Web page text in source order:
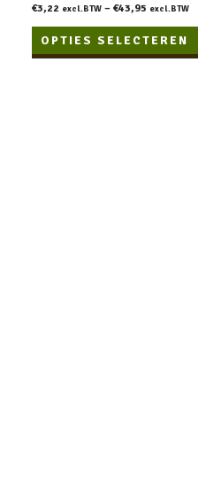
€3,22 excl.BTW –€43,95 excl.BTW
OPTIES SELECTEREN